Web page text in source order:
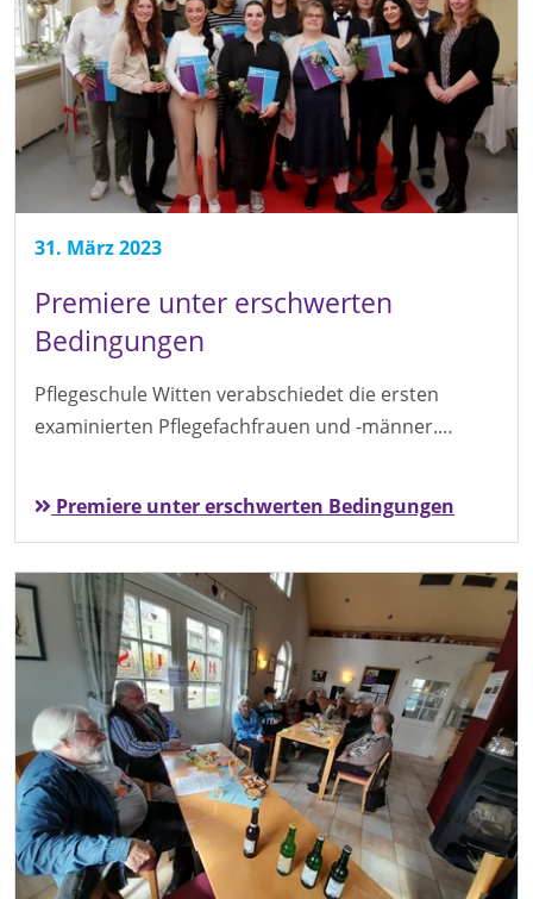
31. März 2023
Premiere unter erschwerten
Bedingungen
Pflegeschule Witten verabschiedet die ersten
examinierten Pflegefachfrauen und -männer.…
Premiere unter erschwerten Bedingungen